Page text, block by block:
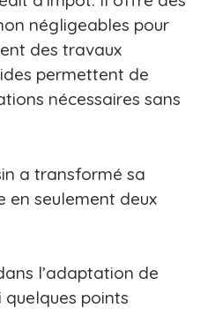
négligeables pour
des travaux
permettent de
nécessaires sans
a transformé sa
en seulement deux
l’adaptation de
points